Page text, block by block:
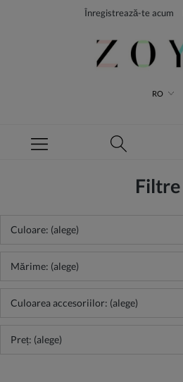
Înregistrează-te acum
RO
Filtre
Culoare: (alege)
Mărime: (alege)
Culoarea accesoriilor: (alege)
Preț: (alege)